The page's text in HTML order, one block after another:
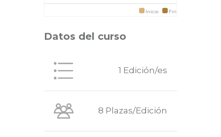
Inicio Fin
Datos del curso
1 Edición/es
8 Plazas/Edición